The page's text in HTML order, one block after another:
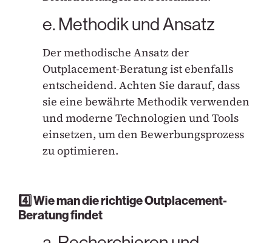
e. Methodik und Ansatz
Der methodische Ansatz der
Outplacement-Beratung ist ebenfalls
entscheidend. Achten Sie darauf, dass
sie eine bewährte Methodik verwenden
und moderne Technologien und Tools
einsetzen, um den Bewerbungsprozess
zu optimieren.
4️⃣ Wie man die richtige Outplacement-
Beratung findet